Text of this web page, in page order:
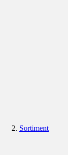
Sortiment